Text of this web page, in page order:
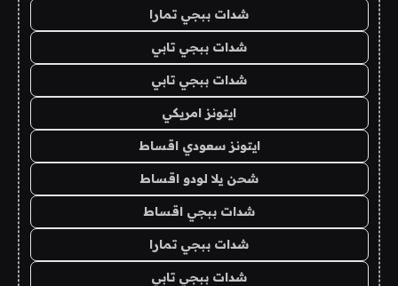
شدات ببجي تمارا
شدات ببجي تابي
شدات ببجي تابي
ايتونز امريكي
ايتونز سعودي اقساط
شحن يلا لودو اقساط
شدات ببجي اقساط
شدات ببجي تمارا
شدات ببجي تابي